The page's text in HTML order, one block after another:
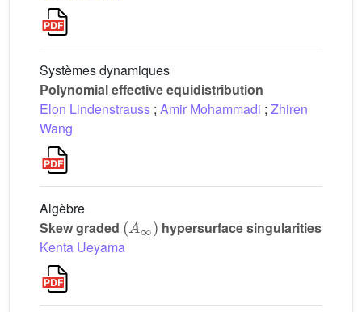
Systèmes dynamiques
Polynomial effective equidistribution
Elon Lindenstrauss ; Amir Mohammadi ; Zhiren
Wang
Algèbre
Skew graded
( A )
hypersurface singularities
Kenta Ueyama